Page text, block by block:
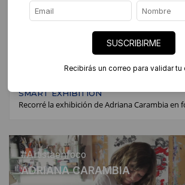
#ARTISTA EN FOCO
Ver nota a Adriana Carambia
SMART EXHIBITION
Recorré la exhibición de Adriana Carambia en
#Artistaenfoco
ADRIANA CARAMBIA
SUSCRIBIRME
Recibirás un correo para validar tu